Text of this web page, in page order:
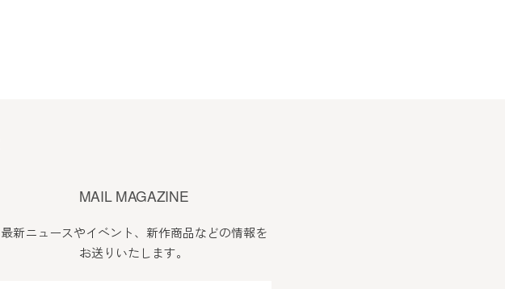
MAIL MAGAZINE
最新ニュースやイベント、新作商品などの情報を
お送りいたします。